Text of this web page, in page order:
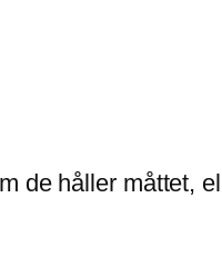
de håller måttet,